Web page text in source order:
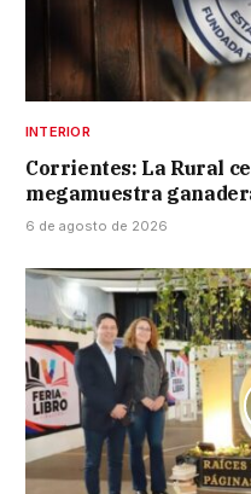
INTERIOR
Corrientes: La Rural
megamuestra
6 de agosto de 2026